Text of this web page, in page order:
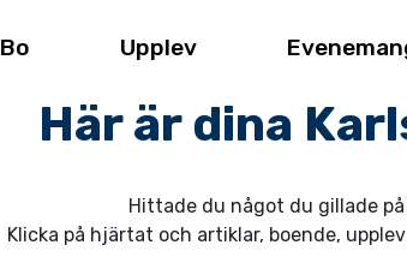
Bo Upplev
Här är dina
Hittade du något du gillade
Klicka på hjärtat och artiklar, boende,